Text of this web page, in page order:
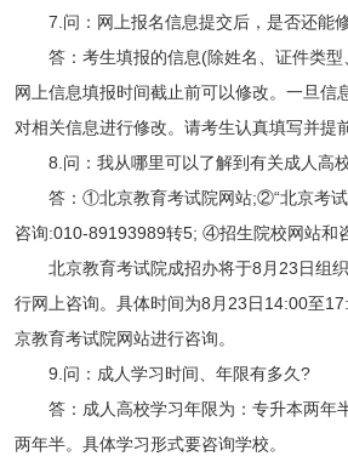
7.问：网上报名信息提交后，是否还能
答：考生填报的信息(除姓名、证件类型
网上信息填报时间截止前可以修改。一旦信
对相关信息进行修改。请考生认真填写并提
8.问：我从哪里可以了解到有关成人高
答：①北京教育考试院网站;②“北京考试
咨询:010-89193989转5; ④招生院校网站和
北京教育考试院成招办将于8月23日组织
行网上咨询。具体时间为8月23日14:00至
京教育考试院网站进行咨询。
9.问：成人学习时间、年限有多久?
答：成人高校学习年限为：专升本两年
两年半。具体学习形式要咨询学校。